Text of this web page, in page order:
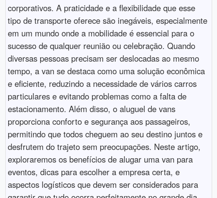
corporativos. A praticidade e a flexibilidade que esse
tipo de transporte oferece são inegáveis, especialmente
em um mundo onde a mobilidade é essencial para o
sucesso de qualquer reunião ou celebração. Quando
diversas pessoas precisam ser deslocadas ao mesmo
tempo, a van se destaca como uma solução econômica
e eficiente, reduzindo a necessidade de vários carros
particulares e evitando problemas como a falta de
estacionamento. Além disso, o aluguel de vans
proporciona conforto e segurança aos passageiros,
permitindo que todos cheguem ao seu destino juntos e
desfrutem do trajeto sem preocupações. Neste artigo,
exploraremos os benefícios de alugar uma van para
eventos, dicas para escolher a empresa certa, e
aspectos logísticos que devem ser considerados para